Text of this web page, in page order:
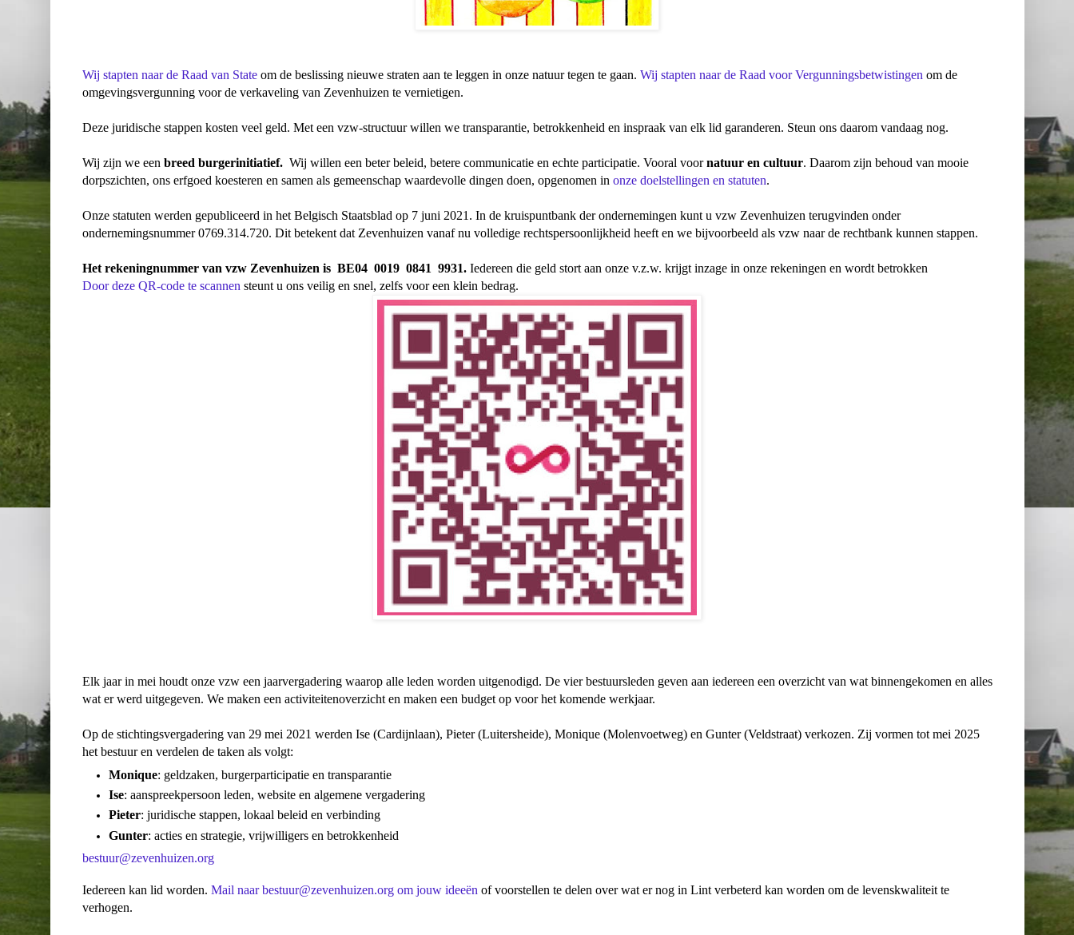
Wij stapten naar de Raad van Stateom de beslissing nieuwe straten aan te leggen in onze natuur tegen te gaan. Wij stapten naar de Raad voor Vergunningsbetwistingen om de
omgevingsvergunning voor de verkaveling van Zevenhuizen te vernietigen.
Deze juridische stappen kosten veel geld. Met een vzw-structuur willen we transparantie, betrokkenheid en inspraak van elk lid garanderen. Steun ons daarom vandaag nog.
Wij zijn we een breed burgerinitiatief. Wij willen een beter beleid, betere communicatie en echte participatie. Vooral voornatuur en cultuur. Daarom zijn behoud van mooie
dorpszichten, ons erfgoed koesteren en samen als gemeenschap waardevolle dingen doen, opgenomen in onze doelstellingen en statuten.
Onze statuten werden gepubliceerd in het Belgisch Staatsblad op 7 juni 2021. In de kruispuntbank der ondernemingen kunt u vzw Zevenhuizen terugvinden onder
ondernemingsnummer 0769.314.720. Dit betekent dat Zevenhuizen vanaf nu volledige rechtspersoonlijkheid heeft en we bijvoorbeeld als vzw naar de rechtbank kunnen stappen.
Het rekeningnummer van vzw Zevenhuizen is BE04 0019 0841 9931. Iedereen die geld stort aan onze v.z.w. krijgt inzage in onze rekeningen en wordt betrokken
Door deze QR-code te scannen steunt u ons veilig en snel, zelfs voor een klein bedrag.
Elk jaar in mei houdt onze vzw een jaarvergadering waarop alle leden worden uitgenodigd. De vier bestuursleden geven aan iedereen een overzicht van wat binnengekomen en alles
wat er werd uitgegeven. We maken een activiteitenoverzicht en maken een budget op voor het komende werkjaar.
Op de stichtingsvergadering van 29 mei 2021 werden Ise (Cardijnlaan), Pieter (Luitersheide), Monique (Molenvoetweg) en Gunter (Veldstraat) verkozen. Zij vormen tot mei 2025
het bestuur en verdelen de taken als volgt:
Monique: geldzaken, burgerparticipatie en transparantie
Ise: aanspreekpersoon leden, website en algemene vergadering
Pieter: juridische stappen, lokaal beleid en verbinding
Gunter: acties en strategie, vrijwilligers en betrokkenheid
bestuur@zevenhuizen.org
Iedereen kan lid worden. Mail naar bestuur@zevenhuizen.org om jouw ideeën of voorstellen te delen over wat er nog in Lint verbeterd kan worden om de levenskwaliteit te
verhogen.